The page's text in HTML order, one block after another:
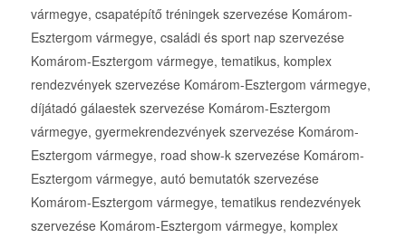
vármegye, csapatépítő tréningek szervezése Komárom-
Esztergom vármegye, családi és sport nap szervezése
Komárom-Esztergom vármegye, tematikus, komplex
rendezvények szervezése Komárom-Esztergom vármegye,
díjátadó gálaestek szervezése Komárom-Esztergom
vármegye, gyermekrendezvények szervezése Komárom-
Esztergom vármegye, road show-k szervezése Komárom-
Esztergom vármegye, autó bemutatók szervezése
Komárom-Esztergom vármegye, tematikus rendezvények
szervezése Komárom-Esztergom vármegye, komplex